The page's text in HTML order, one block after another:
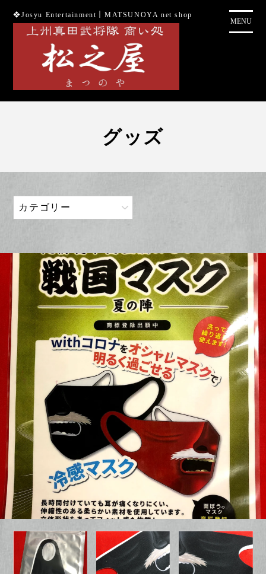
❖Josyu Entertainment｜MATSUNOYA net shop
MENU
グッズ
カテゴリー
御城印
武将印
フード
セット商品
御城印帳
値下げ商品
JE
御城印プロジェクト
古銭